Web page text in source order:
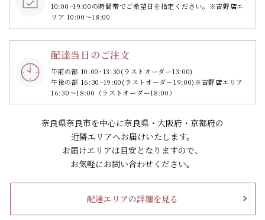
10:00~19:00の時間帯でご希望日を指定ください。 ※吉野店エ
リア 10:00～18:00
配達当日のご注文
午前の部 10:00~13:30(ラストオーダー13:00)
午後の部 16:30~19:00(ラストオーダー19:00)※吉野店エリア
16:30～18:00（ラストオーダー18:00）
奈良県奈良市を中心に奈良県・大阪府・京都府の
近隣エリアへお届けいたします。
お届けエリアは目安となりますので、
お気軽にお問い合わせください。
配達エリアの詳細を見る